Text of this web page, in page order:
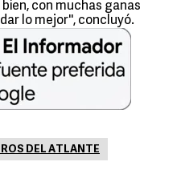
con muchas ganas
lo mejor'', concluyó.
DEL ATLANTE